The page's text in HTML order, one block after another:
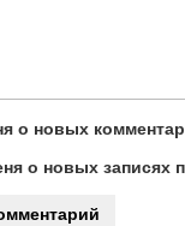
о новых
о новых записях